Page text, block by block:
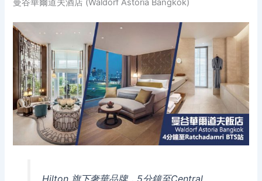
曼谷華爾道夫酒店 (Waldorf Astoria Bangkok)